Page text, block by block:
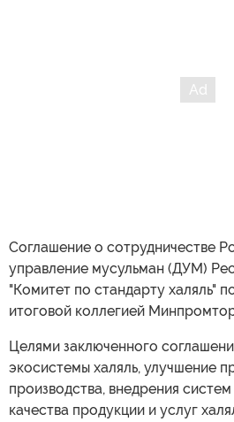
Соглашение о сотрудничестве
управление мусульман (ДУМ)
"Комитет по стандарту халяль"
итоговой коллегией
Целями заключенного
экосистемы халяль, улучшение
производства, внедрения
качества продукции и услуг